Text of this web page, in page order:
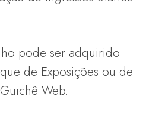
pode ser adquirido
de Exposições ou de
Web.